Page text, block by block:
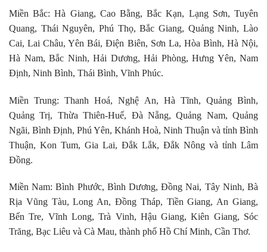
Miền Bắc: Hà Giang, Cao Bằng, Bắc Kạn, Lạng Sơn, Tuyên
Quang, Thái Nguyên, Phú Thọ, Bắc Giang, Quảng Ninh, Lào
Cai, Lai Châu, Yên Bái, Điện Biên, Sơn La, Hòa Bình, Hà Nội,
Hà Nam, Bắc Ninh, Hải Dương, Hải Phòng, Hưng Yên, Nam
Định, Ninh Bình, Thái Bình, Vĩnh Phúc.
Miền Trung: Thanh Hoá, Nghệ An, Hà Tĩnh, Quảng Bình,
Quảng Trị, Thừa Thiên-Huế, Đà Nẵng, Quảng Nam, Quảng
Ngãi, Bình Định, Phú Yên, Khánh Hoà, Ninh Thuận và tỉnh Bình
Thuận, Kon Tum, Gia Lai, Đắk Lắk, Đắk Nông và tỉnh Lâm
Đồng.
Miền Nam: Bình Phước, Bình Dương, Đồng Nai, Tây Ninh, Bà
Rịa Vũng Tàu, Long An, Đồng Tháp, Tiền Giang, An Giang,
Bến Tre, Vĩnh Long, Trà Vinh, Hậu Giang, Kiên Giang, Sóc
Trăng, Bạc Liêu và Cà Mau, thành phố Hồ Chí Minh, Cần Thơ.